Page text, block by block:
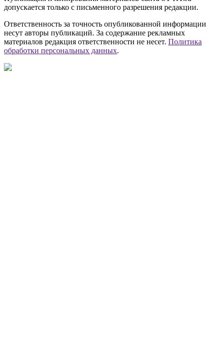
допускается только с письменного разрешения редакции.
Ответственность за точность опубликованной информации
несут авторы публикаций. За содержание рекламных
материалов редакция ответственности не несет. Политика
обработки персональных данных.